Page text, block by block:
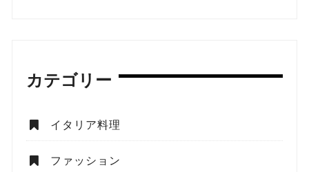
カテゴリー
イタリア料理
ファッション